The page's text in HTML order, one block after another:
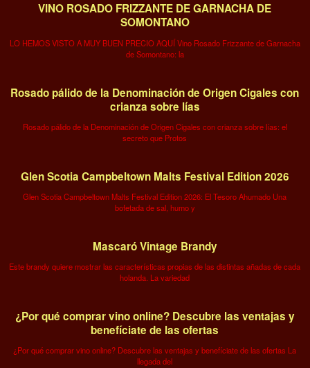
VINO ROSADO FRIZZANTE DE GARNACHA DE
SOMONTANO
LO HEMOS VISTO A MUY BUEN PRECIO AQUÍ Vino Rosado Frizzante de Garnacha
de Somontano: la
Rosado pálido de la Denominación de Origen Cigales con
crianza sobre lías
Rosado pálido de la Denominación de Origen Cigales con crianza sobre lías: el
secreto que Protos
Glen Scotia Campbeltown Malts Festival Edition 2026
Glen Scotia Campbeltown Malts Festival Edition 2026: El Tesoro Ahumado Una
bofetada de sal, humo y
Mascaró Vintage Brandy
Este brandy quiere mostrar las características propias de las distintas añadas de cada
holanda. La variedad
¿Por qué comprar vino online? Descubre las ventajas y
benefíciate de las ofertas
¿Por qué comprar vino online? Descubre las ventajas y benefíciate de las ofertas La
llegada del